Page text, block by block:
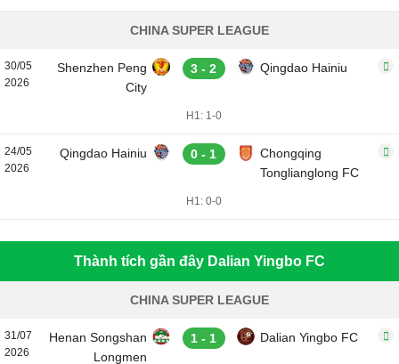
CHINA SUPER LEAGUE
30/05
2026
Shenzhen Peng
City
3 - 2 Qingdao Hainiu
H1: 1-0
24/05
2026
Qingdao Hainiu 0 - 1
Chongqing
Tonglianglong FC
H1: 0-0
Thành tích gần đây Dalian Yingbo FC
CHINA SUPER LEAGUE
31/07
2026
Henan Songshan
Longmen
1 - 1 Dalian Yingbo FC